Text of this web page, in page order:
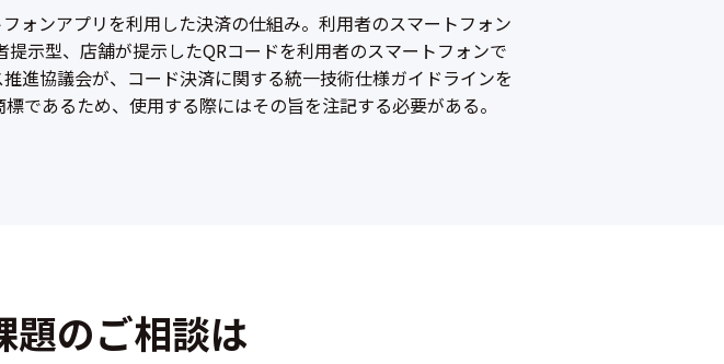
ォンアプリを利用した決済の仕組み。利用者のスマートフォン
示型、店舗が提示したQRコードを利用者のスマートフォンで
進協議会が、コード決済に関する統一技術仕様ガイドラインを
であるため、使用する際にはその旨を注記する必要がある。
題のご相談は